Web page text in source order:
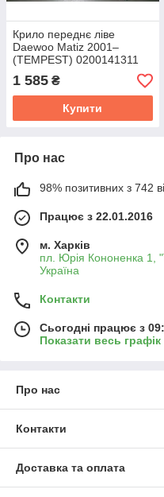
Крило переднє ліве
Daewoo Matiz 2001–
(TEMPEST) 0200141311
1 585 ₴
Купити
Про нас
98% позитивних з 742
Працює з 22.01.2016
м. Харків
пл. Юрія Кононенка 1,
Україна
Контакти
Сьогодні працює з
Показати весь
Про нас
Контакти
Доставка та оплата